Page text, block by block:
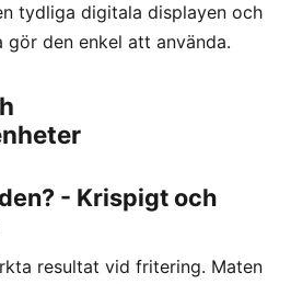
tydliga digitala displayen och
den enkel att använda.
- Krispigt och
resultat vid fritering. Maten